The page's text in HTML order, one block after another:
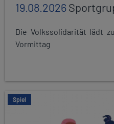
19.08.2026
Die Volkssolidarität lädt
Vormittag
Spiel